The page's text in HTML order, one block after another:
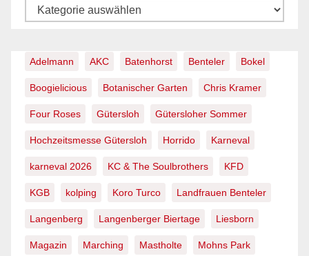
Kategorien
Adelmann AKC Batenhorst Benteler Bokel
Boogielicious Botanischer Garten Chris Kramer
Four Roses Gütersloh Gütersloher Sommer
Hochzeitsmesse Gütersloh Horrido Karneval
karneval 2026 KC & The Soulbrothers KFD
KGB kolping Koro Turco Landfrauen Benteler
Langenberg Langenberger Biertage Liesborn
Magazin Marching Mastholte Mohns Park